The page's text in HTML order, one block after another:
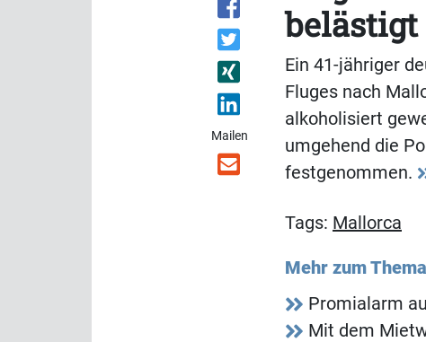
Mailen
belästigt
Ein 41-jähriger
Fluges nach
alkoholisiert
umgehend die
festgenommen.
Tags: Mallorca
Mehr zum Thema
Promialarm
Mit dem